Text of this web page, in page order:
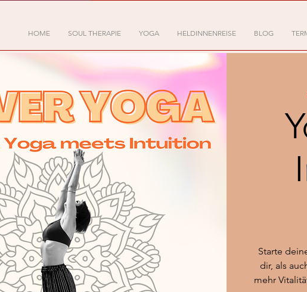
HOME SOUL THERAPIE YOGA HELDINNENREISE BLOG
Starte
dir, als
mehr